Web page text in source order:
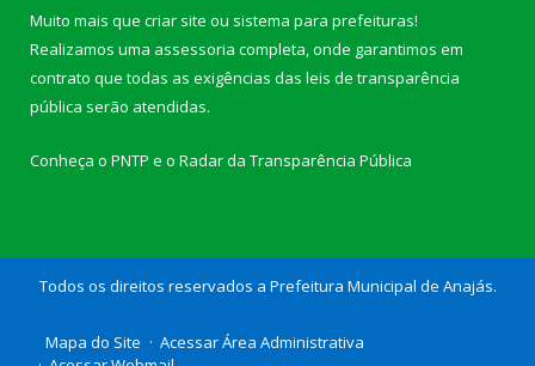
Muito mais que criar site ou sistema para prefeituras!
Realizamos uma assessoria completa, onde garantimos em
contrato que todas as exigências das leis de transparência
pública serão atendidas.
Conheça o PNTP e o Radar da Transparência Pública
Todos os direitos reservados a Prefeitura Municipal de Anajás.
Mapa do Site
Acessar Área Administrativa